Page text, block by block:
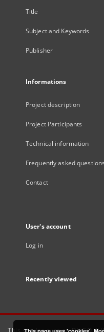
Title
Subject and Keywords
Publisher
Informations
Project description
Project Participants
Technical information
Frequently asked questions
Contact
User's account
Log in
Recently viewed
This service runs onDInGO